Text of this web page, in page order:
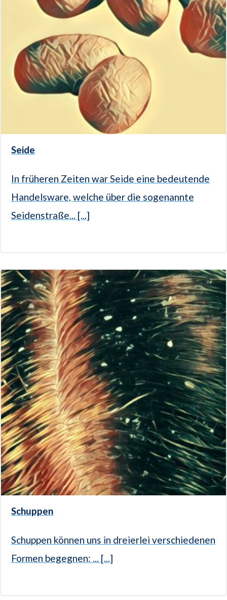
Seide
In früheren Zeiten war Seide eine bedeutende
Handelsware, welche über die sogenannte
Seidenstraße... [...]
Schuppen
Schuppen können uns in dreierlei verschiedenen
Formen begegnen: ... [...]